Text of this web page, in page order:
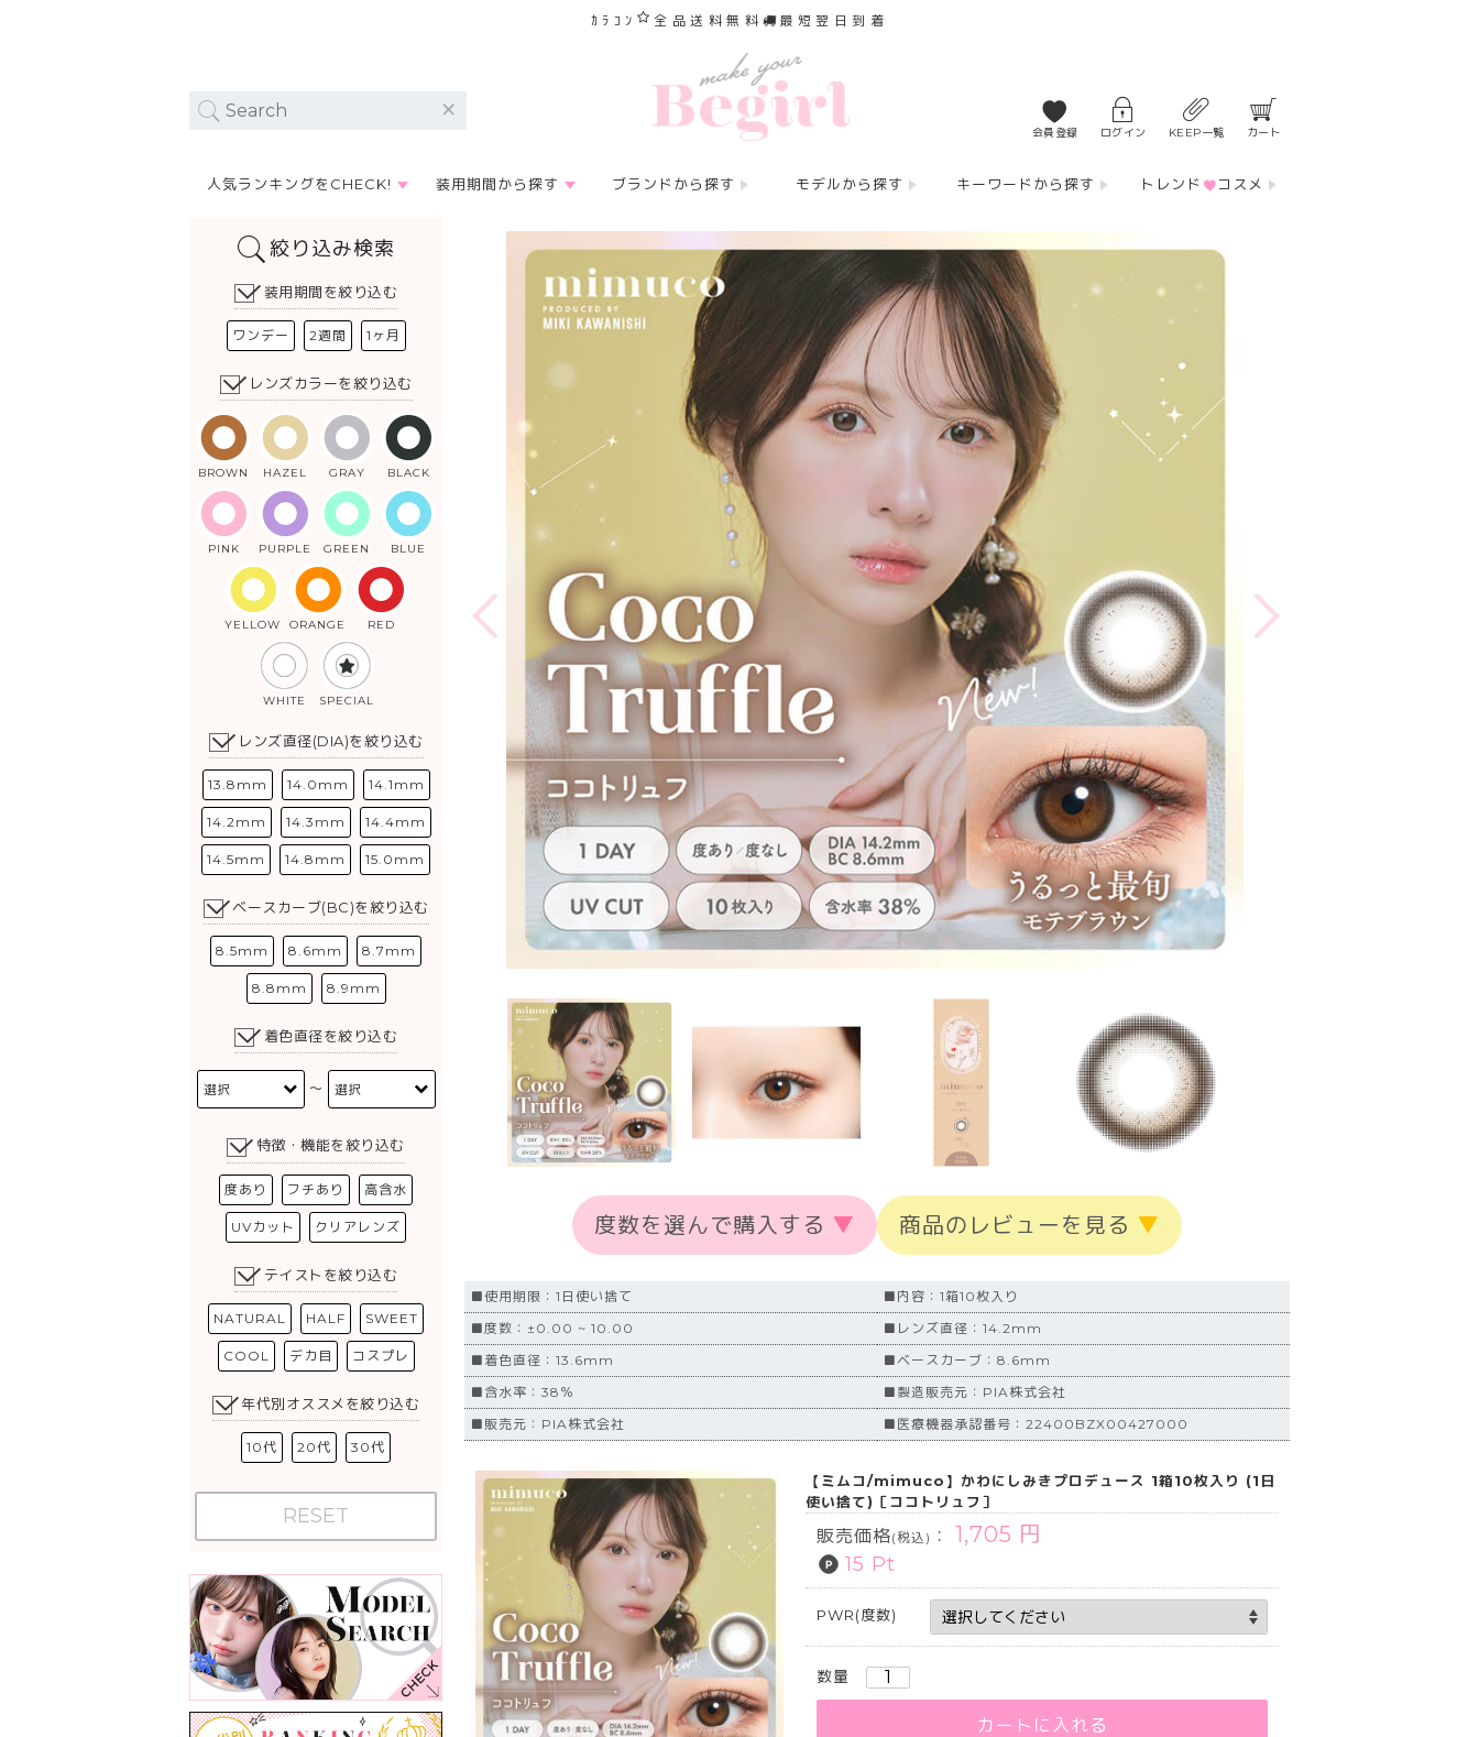
ｶﾗｺﾝ 全品送料無料 最短翌日到着
会員登録 ログイン KEEP一覧 カート
人気ランキングをCHECK! 装用期間から探す ブランドから探す モデルから探す キーワードから探す トレンド コスメ
絞り込み検索
装用期間を絞り込む
ワンデー 2週間 1ヶ月
レンズカラーを絞り込む
BROWN HAZEL GRAY BLACK
PINK PURPLE GREEN BLUE
YELLOW ORANGE RED
WHITE SPECIAL
レンズ直径(DIA)を絞り込む
13.8mm 14.0mm 14.1mm
14.2mm 14.3mm 14.4mm
14.5mm 14.8mm 15.0mm
ベースカーブ(BC)を絞り込む
8.5mm 8.6mm 8.7mm
8.8mm 8.9mm
着色直径を絞り込む
〜
特徴・機能を絞り込む
度あり フチあり 高含水
UVカット クリアレンズ
テイストを絞り込む
NATURAL HALF SWEET
COOL デカ目 コスプレ
年代別オススメを絞り込む
10代 20代 30代
RESET
度数を選んで購入する ▼ 商品のレビューを見る ▼
■使用期限：1日使い捨て
■内容：1箱10枚入り
■度数：±0.00 ~ 10.00
■レンズ直径：14.2mm
■着色直径：13.6mm
■ベースカーブ：8.6mm
■含水率：38％
■製造販売元：PIA株式会社
■販売元：PIA株式会社
■医療機器承認番号：22400BZX00427000
【ミムコ/mimuco】かわにしみきプロデュース 1箱10枚入り (1日
使い捨て)［ココトリュフ］
販売価格(税込) ： 1,705 円
15 Pt
PWR(度数)
数量
カートに入れる